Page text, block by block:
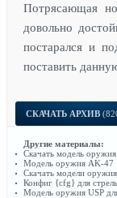
Потрясающая
довольно
постарался и
поставить
СКАЧАТЬ АРХИВ
Другие материалы:
Скачать модель
Модель оружия AK-47
Скачать модели
Конфиг {cfg} для
Модель оружия USP